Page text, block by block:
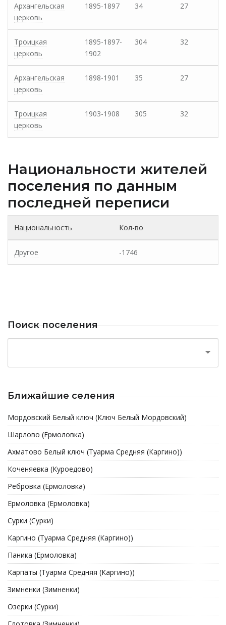
Архангельская
церковь
1895-1897 34 27
Троицкая
церковь
1895-1897-
1902
304 32
Архангельская
церковь
1898-1901 35 27
Троицкая
церковь
1903-1908 305 32
Национальности жителей
поселения по данным
последней переписи
Национальность Кол-во
Другое -1746
Поиск поселения
Ближайшие селения
Мордовский Белый ключ (Ключ Белый Мордовский)
Шарлово (Ермоловка)
Ахматово Белый ключ (Туарма Средняя (Каргино))
Коченяевка (Куроедово)
Ребровка (Ермоловка)
Ермоловка (Ермоловка)
Сурки (Сурки)
Каргино (Туарма Средняя (Каргино))
Паника (Ермоловка)
Карпаты (Туарма Средняя (Каргино))
Зимненки (3имненки)
Озерки (Сурки)